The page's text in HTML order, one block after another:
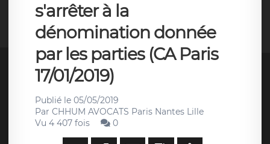
s'arrêter à la
dénomination donnée
par les parties (CA Paris
17/01/2019)
Publié le 05/05/2019
Par CHHUM AVOCATS Paris Nantes Lille
Vu 4 407 fois
0